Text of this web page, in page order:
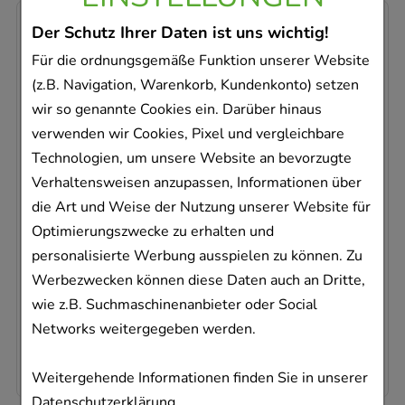
Der Schutz Ihrer Daten ist uns wichtig!
Für die ordnungsgemäße Funktion unserer Website
(z.B. Navigation, Warenkorb, Kundenkonto) setzen
wir so genannte Cookies ein. Darüber hinaus
verwenden wir Cookies, Pixel und vergleichbare
Technologien, um unsere Website an bevorzugte
Verhaltensweisen anzupassen, Informationen über
die Art und Weise der Nutzung unserer Website für
Optimierungszwecke zu erhalten und
personalisierte Werbung ausspielen zu können. Zu
Werbezwecken können diese Daten auch an Dritte,
wie z.B. Suchmaschinenanbieter oder Social
Networks weitergegeben werden.
Weitergehende Informationen finden Sie in unserer
VICHY DERMABLEND Make-up 35
L'Oreal Deutschland GmbH Geschäftsbereich VICHY
30ml
Flüssigkeit
04181576
Sofort lieferbar
18,40 €¹
AVP : 29,50 €
613,33 €pro 1 l